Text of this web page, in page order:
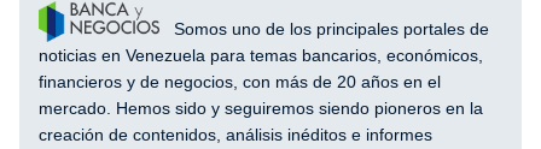
Somos uno de los principales portales de
noticias en Venezuela para temas bancarios, económicos,
financieros y de negocios, con más de 20 años en el
mercado. Hemos sido y seguiremos siendo pioneros en la
creación de contenidos, análisis inéditos e informes